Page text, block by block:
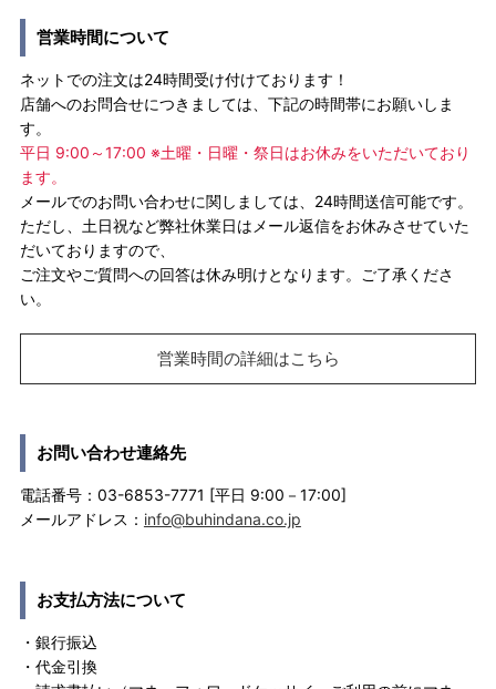
営業時間について
ネットでの注文は24時間受け付けております！
店舗へのお問合せにつきましては、下記の時間帯にお願いしま
す。
平日 9:00～17:00 ※土曜・日曜・祭日はお休みをいただいており
ます。
メールでのお問い合わせに関しましては、24時間送信可能です。
ただし、土日祝など弊社休業日はメール返信をお休みさせていた
だいておりますので、
ご注文やご質問への回答は休み明けとなります。ご了承くださ
い。
営業時間の詳細はこちら
お問い合わせ連絡先
電話番号：03-6853-7771 [平日 9:00－17:00]
メールアドレス： info@buhindana.co.jp
お支払方法について
・銀行振込
・代金引換